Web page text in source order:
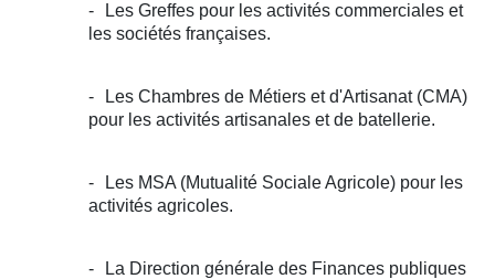
Les Greffes pour les activités commerciales et
les sociétés françaises.
Les Chambres de Métiers et d'Artisanat (CMA)
pour les activités artisanales et de batellerie.
Les MSA (Mutualité Sociale Agricole) pour les
activités agricoles.
La Direction générale des Finances publiques